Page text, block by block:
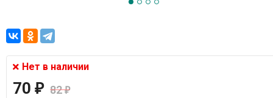
Нет в наличии
70 ₽ 82₽